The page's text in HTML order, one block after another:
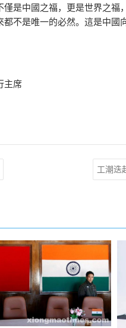
僅是中國之福，更是世界之
不是唯一的必然。這是中國
主席
工潮迭